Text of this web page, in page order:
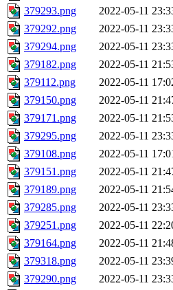
379293.png
2022-05-11
379292.png
2022-05-11
379294.png
2022-05-11
379182.png
2022-05-11
379112.png
2022-05-11
379150.png
2022-05-11
379171.png
2022-05-11
379295.png
2022-05-11
379108.png
2022-05-11
379151.png
2022-05-11
379189.png
2022-05-11
379285.png
2022-05-11
379251.png
2022-05-11
379164.png
2022-05-11
379318.png
2022-05-11
379290.png
2022-05-11